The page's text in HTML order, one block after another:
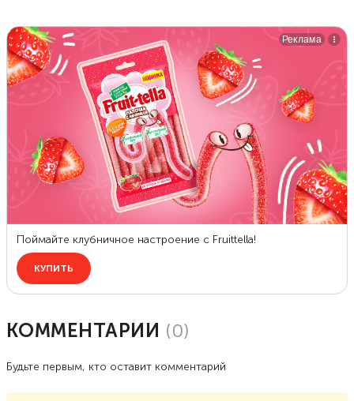
КОММЕНТАРИИ (0)
Будьте первым, кто оставит комментарий